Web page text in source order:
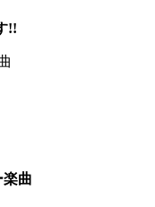
!!
曲